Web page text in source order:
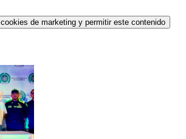
de marketing y permitir este contenido